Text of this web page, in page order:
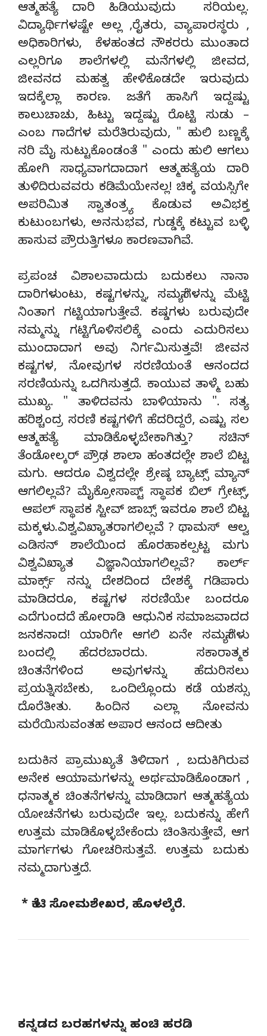
ಆತ್ಮಹತ್ಯೆ ದಾರಿ ಹಿಡಿಯುವುದು ಸರಿಯಲ್ಲ.
ವಿದ್ಯಾರ್ಥಿಗಳಷ್ಟೇ ಅಲ್ಲ ,ರೈತರು, ವ್ಯಾಪಾರಸ್ಥರು ,
ಅಧಿಕಾರಿಗಳು, ಕೆಳಹಂತದ ನೌಕರರು ಮುಂತಾದ
ಎಲ್ಲರಿಗೂ ಶಾಲೆಗಳಲ್ಲಿ ಮನೆಗಳಲ್ಲಿ ಜೀವದ,
ಜೀವನದ ಮಹತ್ವ ಹೇಳಿಕೊಡದೇ ಇರುವುದು
ಇದಕ್ಕೆಲ್ಲಾ ಕಾರಣ. ಜತೆಗೆ ಹಾಸಿಗೆ ಇದ್ದಷ್ಟು
ಕಾಲುಚಾಚು, ಹಿಟ್ಟು ಇದ್ದಷ್ಟು ರೊಟ್ಟಿ ಸುಡು –
ಎಂಬ ಗಾದೆಗಳ ಮರೆತಿರುವುದು, " ಹುಲಿ ಬಣ್ಣಕ್ಕೆ
ನರಿ ಮೈ ಸುಟ್ಟುಕೊಂಡಂತೆ " ಎಂದು ಹುಲಿ ಆಗಲು
ಹೋಗಿ ಸಾಧ್ಯವಾಗದಾದಾಗ ಆತ್ಮಹತ್ಯೆಯ ದಾರಿ
ತುಳಿದಿರುವವರು ಕಡಿಮೆಯೇನಲ್ಲ! ಚಿಕ್ಕ ವಯಸ್ಸಿಗೇ
ಅಪರಿಮಿತ ಸ್ವಾತಂತ್ರ್ಯ ಕೊಡುವ ಅವಿಭಕ್ತ
ಕುಟುಂಬಗಳು, ಅನನುಭವ, ಗುಡ್ಡಕ್ಕೆ ಕಟ್ಟುವ ಬಳ್ಳಿ
ಹಾಸುವ ಪ್ರೌರುತ್ತಿಗಳೂ ಕಾರಣವಾಗಿವೆ.
ಪ್ರಪಂಚ ವಿಶಾಲವಾದುದು ಬದುಕಲು ನಾನಾ
ದಾರಿಗಳುಂಟು, ಕಷ್ಟಗಳನ್ನು, ಸಮಸ್ಯೆಗಳನ್ನು ಮೆಟ್ಟಿ
ನಿಂತಾಗ ಗಟ್ಟಿಯಾಗುತ್ತೇವೆ. ಕಷ್ಡಗಳು ಬರುವುದೇ
ನಮ್ಮನ್ನು ಗಟ್ಟಿಗೊಳಿಸಲಿಕ್ಕೆ ಎಂದು ಎದುರಿಸಲು
ಮುಂದಾದಾಗ ಅವು ನಿರ್ಗಮಿಸುತ್ತವೆ! ಜೀವನ
ಕಷ್ಟಗಳ, ನೋವುಗಳ ಸರಣಿಯಂತೆ ಆನಂದದ
ಸರಣಿಯನ್ನು ಒದಗಿಸುತ್ತದೆ. ಕಾಯುವ ತಾಳ್ಮೆ ಬಹು
ಮುಖ್ಯ. " ತಾಳಿದವನು ಬಾಳಿಯಾನು ". ಸತ್ಯ
ಹರಿಶ್ಚಂದ್ರ ಸರಣಿ ಕಷ್ಟಗಳಿಗೆ ಹೆದರಿದ್ದರೆ, ಎಷ್ಟು ಸಲ
ಆತ್ಮಹತ್ಯೆ ಮಾಡಿಕೊಳ್ಳಬೇಕಾಗಿತ್ತು? ಸಚಿನ್
ತೆಂಡೋಲ್ಕರ್ ಪ್ರೌಢ ಶಾಲಾ ಹಂತದಲ್ಲೇ ಶಾಲೆ ಬಿಟ್ಟ
ಮಗು. ಆದರೂ ವಿಶ್ವದಲ್ಲೇ ಶ್ರೇಷ್ಠ ಬ್ಯಾಟ್ಸ್ ಮ್ಯಾನ್
ಆಗಲಿಲ್ಲವೆ? ಮೈಕ್ರೋಸಾಪ್ಟ್ ಸ್ಥಾಪಕ ಬಿಲ್ ಗ್ರೇಟ್ಸ್,
ಆಪಲ್ ಸ್ಥಾಪಕ ಸ್ಟೀವ್ ಜಾಬ್ಸ್ ಇವರೂ ಶಾಲೆ ಬಿಟ್ಟ
ಮಕ್ಕಳು.ವಿಶ್ವವಿಖ್ಯಾತರಾಗಲಿಲ್ಲವೆ ? ಥಾಮಸ್ ಆಲ್ವ
ಎಡಿಸನ್ ಶಾಲೆಯಿಂದ ಹೊರಹಾಕಲ್ಪಟ್ಟ ಮಗು
ವಿಶ್ವವಿಖ್ಯಾತ ವಿಜ್ಞಾನಿಯಾಗಲಿಲ್ಲವೆ? ಕಾರ್ಲ್
ಮಾರ್ಕ್ಸ್ ನನ್ನು ದೇಶದಿಂದ ದೇಶಕ್ಕೆ ಗಡಿಪಾರು
ಮಾಡಿದರೂ, ಕಷ್ಟಗಳ ಸರಣಿಯೇ ಬಂದರೂ
ಎದೆಗುಂದದೆ ಹೋರಾಡಿ ಆಧುನಿಕ ಸಮಾಜವಾದದ
ಜನಕನಾದ! ಯಾರಿಗೇ ಆಗಲಿ ಏನೇ ಸಮಸ್ಯೆಗಳು
ಬಂದಲ್ಲಿ ಹೆದರಬಾರದು. ಸಕಾರಾತ್ಮಕ
ಚಿಂತನೆಗಳಿಂದ ಅವುಗಳನ್ನು ಹೆದುರಿಸಲು
ಪ್ರಯತ್ನಿಸಬೇಕು, ಒಂದಿಲ್ಲೊಂದು ಕಡೆ ಯಶಸ್ಸು
ದೊರೆತೀತು. ಹಿಂದಿನ ಎಲ್ಲಾ ನೋವನು
ಮರೆಯಿಸುವಂತಹ ಅಪಾರ ಆನಂದ ಆದೀತು
ಬದುಕಿನ ಪ್ರಾಮುಖ್ಯತೆ ತಿಳಿದಾಗ , ಬದುಕಿಗಿರುವ
ಅನೇಕ ಆಯಾಮಗಳನ್ನು ಅರ್ಥಮಾಡಿಕೊಂಡಾಗ ,
ಧನಾತ್ಮಕ ಚಿಂತನೆಗಳನ್ನು ಮಾಡಿದಾಗ ಆತ್ಮಹತ್ಯೆಯ
ಯೋಚನೆಗಳು ಬರುವುದೇ ಇಲ್ಲ. ಬದುಕನ್ನು ಹೇಗೆ
ಉತ್ತಮ ಮಾಡಿಕೊಳ್ಳಬೇಕೆಂದು ಚಿಂತಿಸುತ್ತೇವೆ, ಆಗ
ಮಾರ್ಗಗಳು ಗೋಚರಿಸುತ್ತವೆ. ಉತ್ತಮ ಬದುಕು
ನಮ್ಮದಾಗುತ್ತದೆ.
* ಕೆ ಟಿ ಸೋಮಶೇಖರ, ಹೊಳಲ್ಕೆರೆ.
ಕನ್ನಡದ ಬರಹಗಳನ್ನು ಹಂಚಿ ಹರಡಿ